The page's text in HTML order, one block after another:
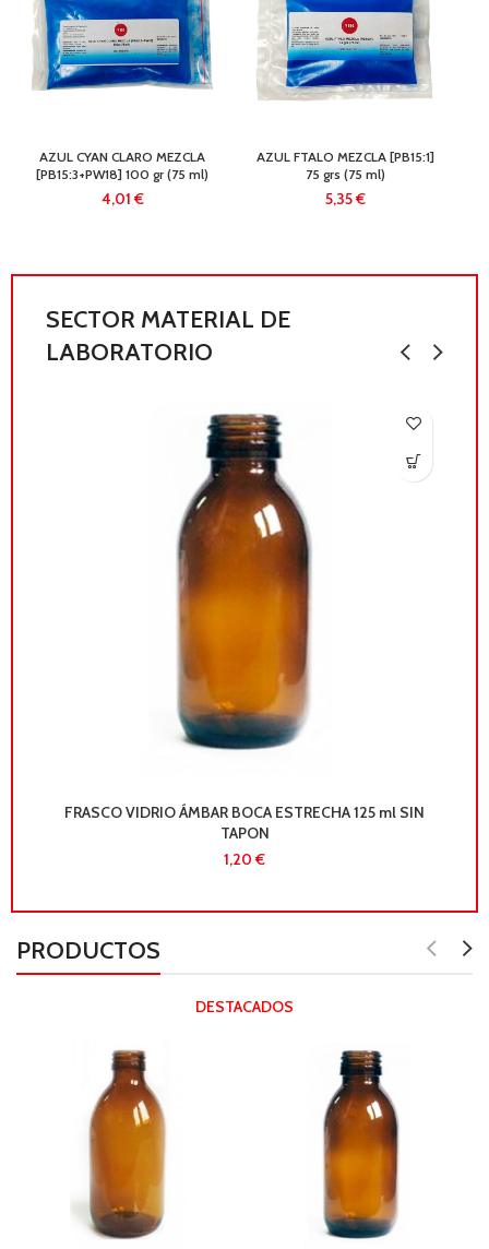
AZUL CYAN CLARO MEZCLA
[PB15:3+PW18] 100 gr (75 ml)
€
AZUL FTALO MEZCLA [PB15:1]
75 grs (75 ml)
€
SECTOR MATERIAL DE
LABORATORIO
FRASCO VIDRIO ÁMBAR BOCA ESTRECHA 125 ml SIN
TAPON
€
PRODUCTOS
DESTACADOS